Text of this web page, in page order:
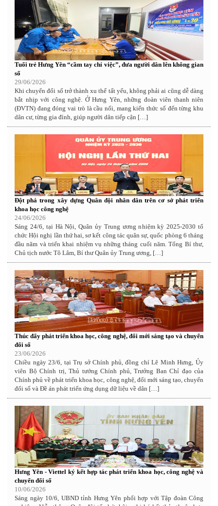
Tuổi trẻ Hưng Yên “cầm tay chỉ việc”, đưa người dân lên không gian
số
29/06/2026
Khi chuyển đổi số trở thành xu thế tất yếu, không phải ai cũng dễ dàng
bắt nhịp với công nghệ. Ở Hưng Yên, những đoàn viên thanh niên
(ĐVTN) đang đóng vai trò là cầu nối, mang kiến thức số đến từng khu
dân cư, từng gia đình, giúp người dân tiếp cận […]
Đột phá trong xây dựng Quân đội nhân dân trên cơ sở phát triển
khoa học công nghệ
24/06/2026
Sáng 24/6, tại Hà Nội, Quân ủy Trung ương nhiệm kỳ 2025-2030 tổ
chức Hội nghị lần thứ hai, sơ kết công tác quân sự, quốc phòng 6 tháng
đầu năm và triển khai nhiệm vụ những tháng cuối năm. Tổng Bí thư,
Chủ tịch nước Tô Lâm, Bí thư Quân ủy Trung ương, […]
Thúc đẩy phát triển khoa học, công nghệ, đổi mới sáng tạo và chuyển
đổi số
23/06/2026
Chiều ngày 23/6, tại Trụ sở Chính phủ, đồng chí Lê Minh Hưng, Ủy
viên Bộ Chính trị, Thủ tướng Chính phủ, Trưởng Ban Chỉ đạo của
Chính phủ về phát triển khoa học, công nghệ, đổi mới sáng tạo, chuyển
đổi số và Đề án phát triển ứng dụng dữ liệu về dân […]
Hưng Yên - Viettel ký kết hợp tác phát triển khoa học, công nghệ và
chuyển đổi số
10/06/2026
Sáng ngày 10/6, UBND tỉnh Hưng Yên phối hợp với Tập đoàn Công